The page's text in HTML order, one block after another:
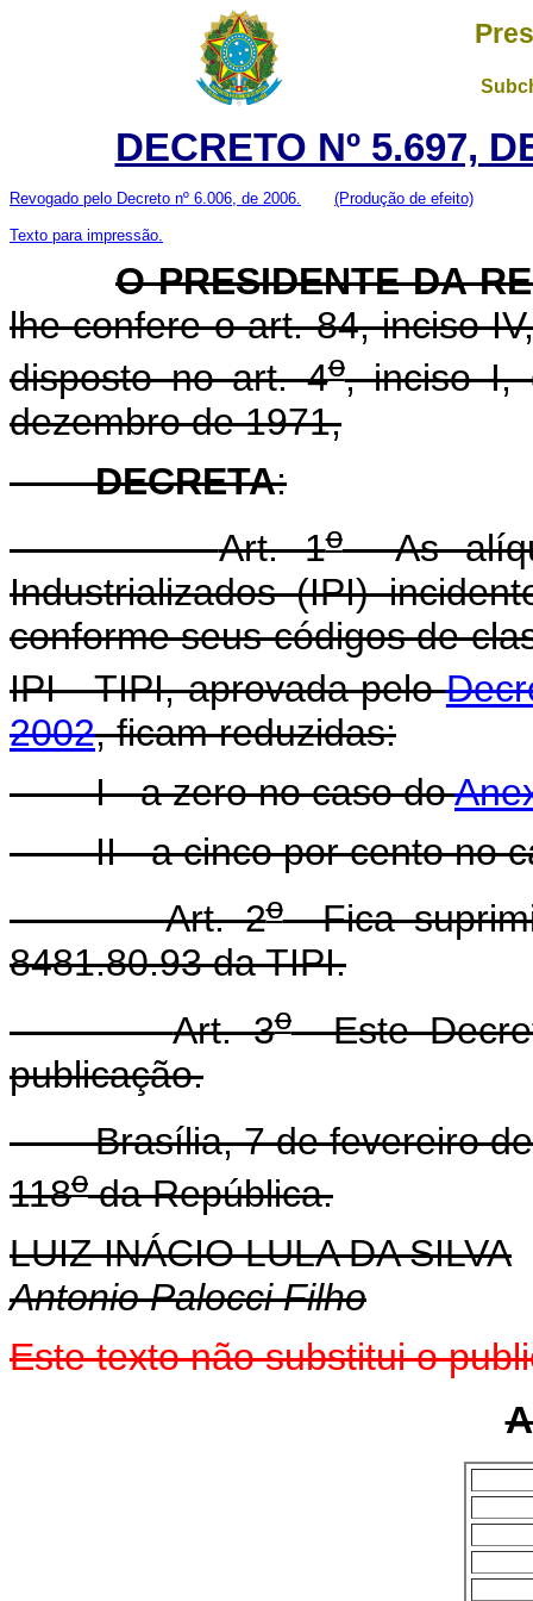
DECRETO Nº 5.697,
Revogado pelo Decreto nº 6.006, de 2006. (Produção de efeito)
Texto para impressão.
O PRESIDENTE DA
lhe confere o art. 84, inciso
disposto no art. 4o, inciso I,
dezembro de 1971,
DECRETA:
Art. 1oAs
Industrializados (IPI)
conforme seus códigos de
IPI - TIPI, aprovada pelo
2002, ficam reduzidas:
I - a zero no caso do
II - a cinco por cento no
Art. 2oFica
8481.80.93 da TIPI.
Art. 3oEste
publicação.
Brasília, 7 de fevereiro de
118oda República.
LUIZ INÁCIO LULA DA SILVA
Antonio Palocci Filho
Este texto não substitui o